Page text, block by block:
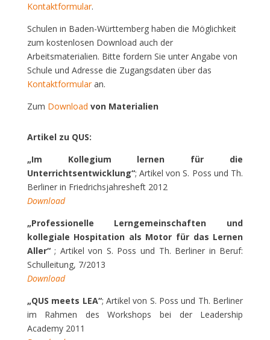
Kontaktformular.
Schulen in Baden-Württemberg haben die Möglichkeit
zum kostenlosen Download auch der
Arbeitsmaterialien. Bitte fordern Sie unter Angabe von
Schule und Adresse die Zugangsdaten über das
Kontaktformularan.
Zum Download von Materialien
Artikel zu QUS:
„Im Kollegium lernen für die
Unterrichtsentwicklung“; Artikel von S. Poss und Th.
Berliner in Friedrichsjahresheft 2012
Download
„Professionelle Lerngemeinschaften und
kollegiale Hospitation als Motor für das Lernen
Aller“; Artikel von S. Poss und Th. Berliner in Beruf:
Schulleitung, 7/2013
Download
„QUS meets LEA“; Artikel von S. Poss und Th. Berliner
im Rahmen des Workshops bei der Leadership
Academy 2011